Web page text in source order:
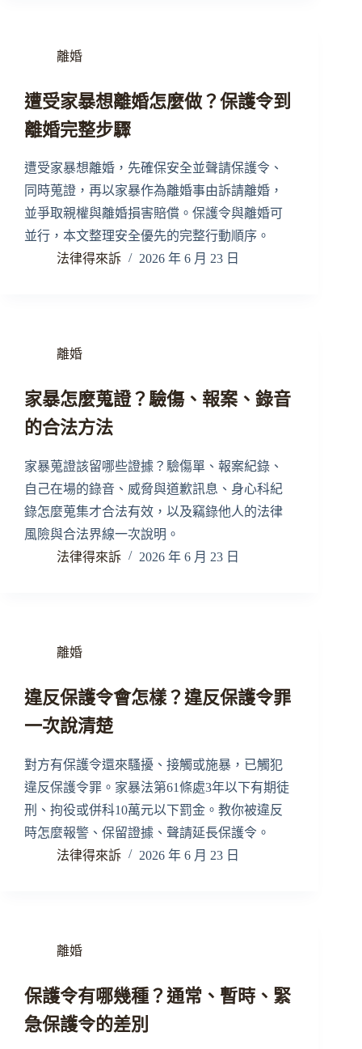
離婚
遭受家暴想離婚怎麼做？保護令到
離婚完整步驟
遭受家暴想離婚，先確保安全並聲請保護令、
同時蒐證，再以家暴作為離婚事由訴請離婚，
並爭取親權與離婚損害賠償。保護令與離婚可
並行，本文整理安全優先的完整行動順序。
法律得來訴
2026 年 6 月 23 日
離婚
家暴怎麼蒐證？驗傷、報案、錄音
的合法方法
家暴蒐證該留哪些證據？驗傷單、報案紀錄、
自己在場的錄音、威脅與道歉訊息、身心科紀
錄怎麼蒐集才合法有效，以及竊錄他人的法律
風險與合法界線一次說明。
法律得來訴
2026 年 6 月 23 日
離婚
違反保護令會怎樣？違反保護令罪
一次說清楚
對方有保護令還來騷擾、接觸或施暴，已觸犯
違反保護令罪。家暴法第61條處3年以下有期徒
刑、拘役或併科10萬元以下罰金。教你被違反
時怎麼報警、保留證據、聲請延長保護令。
法律得來訴
2026 年 6 月 23 日
離婚
保護令有哪幾種？通常、暫時、緊
急保護令的差別